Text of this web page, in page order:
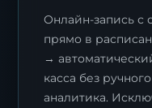
Онлайн-запись с
прямо в
→
касса без
аналитика.